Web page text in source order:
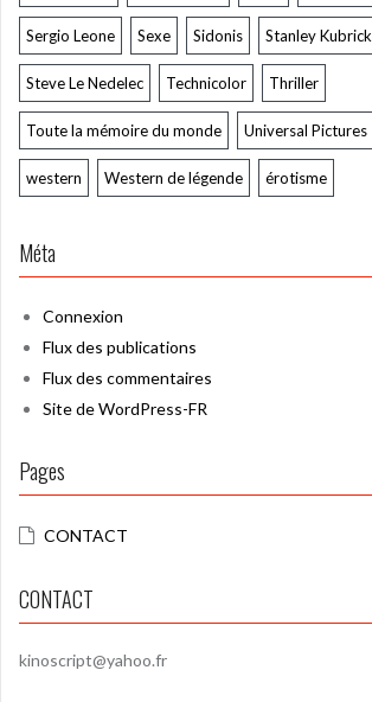
Sergio Leone Sexe Sidonis Stanley Kubrick
Steve Le Nedelec Technicolor Thriller
Toute la mémoire du monde Universal Pictures
western Western de légende érotisme
Méta
Connexion
Flux des publications
Flux des commentaires
Site de WordPress-FR
Pages
CONTACT
CONTACT
kinoscript@yahoo.fr